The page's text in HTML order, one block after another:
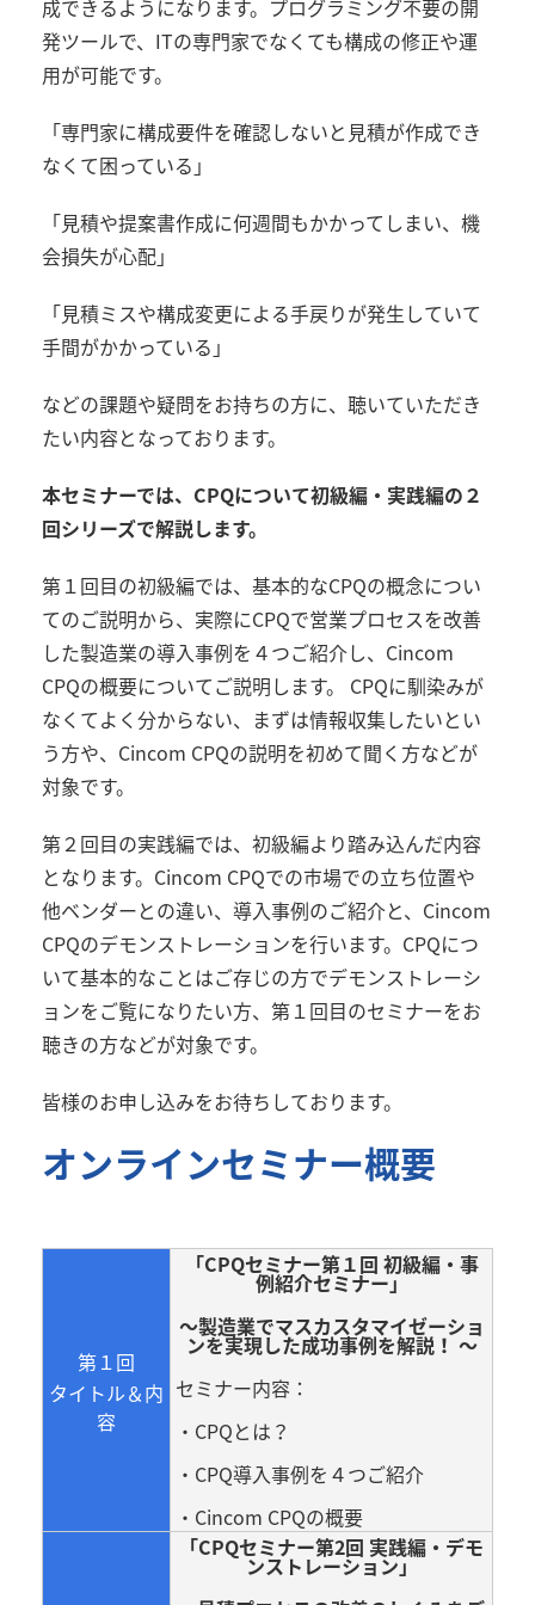
成できるようになります。プログラミング不要の開
発ツールで、 ITの専門家でなくても構成の修正や運
用が可能です。
「専門家に構成要件を確認しないと見積が作成でき
なくて困っている」
「見積や提案書作成に何週間もかかってしまい、機
会損失が心配」
「見積ミスや構成変更による手戻りが発生していて
手間がかかっている」
などの課題や疑問をお持ちの方に、聴いていただき
たい内容となっております。
本セミナーでは、CPQについて初級編・実践編の２
回シリーズで解説します。
第１回目の初級編では、基本的なCPQの概念につい
てのご説明から、実際にCPQで営業プロセスを改善
した製造業の導入事例を４つご紹介し、 Cincom
CPQの概要についてご説明します。 CPQに馴染みが
なくてよく分からない、まずは情報収集したいとい
う方や、 Cincom CPQの説明を初めて聞く方などが
対象です。
第２回目の実践編では、初級編より踏み込んだ内容
となります。 Cincom CPQでの市場での立ち位置や
他ベンダーとの違い、導入事例のご紹介と、 Cincom
CPQのデモンストレーションを行います。 CPQにつ
いて基本的なことはご存じの方でデモンストレーシ
ョンをご覧になりたい方、第１回目のセミナーをお
聴きの方などが対象です。
皆様のお申し込みをお待ちしております。
オンラインセミナー概要
第１回
タイトル＆内
容
「CPQセミナー第１回 初級編・事
例紹介セミナー」
～製造業でマスカスタマイゼーショ
ンを実現した成功事例を解説！ ～
セミナー内容：
・CPQとは？
・CPQ導入事例を４つご紹介
・Cincom CPQの概要
「CPQセミナー第2回 実践編・デモ
ンストレーション」